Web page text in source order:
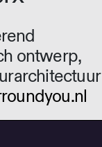
ontwerp,